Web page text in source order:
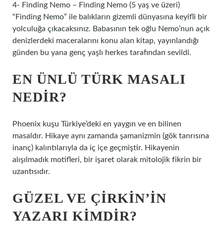
4- Finding Nemo – Finding Nemo (5 yaş ve üzeri)
“Finding Nemo” ile balıkların gizemli dünyasına keyifli bir
yolculuğa çıkacaksınız. Babasının tek oğlu Nemo’nun açık
denizlerdeki maceralarını konu alan kitap, yayınlandığı
günden bu yana genç yaşlı herkes tarafından sevildi.
EN ÜNLÜ TÜRK MASALI
NEDIR?
Phoenix kuşu Türkiye’deki en yaygın ve en bilinen
masaldır. Hikaye aynı zamanda şamanizmin (gök tanrısına
inanç) kalıntılarıyla da iç içe geçmiştir. Hikayenin
alışılmadık motifleri, bir işaret olarak mitolojik fikrin bir
uzantısıdır.
GÜZEL VE ÇIRKIN’IN
YAZARI KIMDIR?